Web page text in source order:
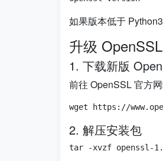
如果版本低于
升级
1. 下载新版
前往 OpenSSL 官方
2. 解压安装包